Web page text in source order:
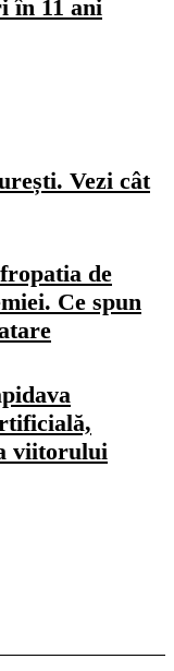
în 11 ani
Vezi cât
de
Ce spun
viitorului